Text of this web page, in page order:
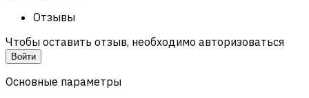
Отзывы
Чтобы оставить отзыв, необходимо авторизоваться
Войти
Основные параметры